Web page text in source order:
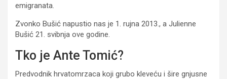
emigranata.
Zvonko Bušić napustio nas je 1. rujna 2013., a Julienne
Bušić 21. svibnja ove godine.
Tko je Ante Tomić?
Predvodnik hrvatomrzaca koji grubo kleveću i šire gnjusne